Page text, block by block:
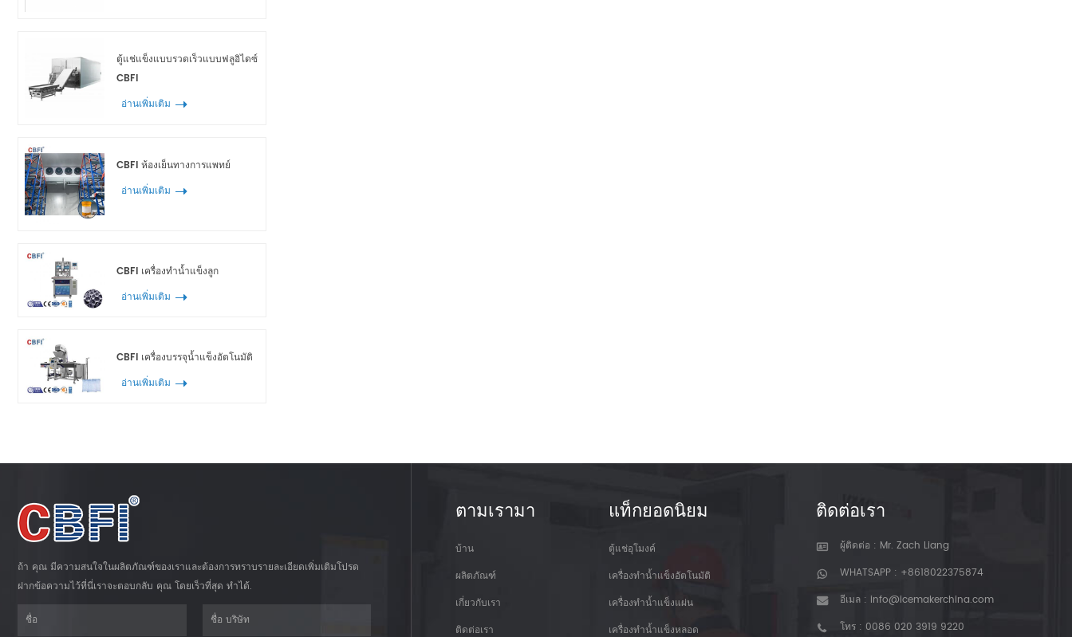
ตู้แช่แข็งแบบรวดเร็วแบบฟลูอิไดซ์
CBFI
อ่านเพิ่มเติม
CBFI ห้องเย็นทางการแพทย์
อ่านเพิ่มเติม
CBFI เครื่องทำน้ำแข็งลูก
อ่านเพิ่มเติม
CBFI เครื่องบรรจุน้ำแข็งอัตโนมัติ
อ่านเพิ่มเติม
ถ้า คุณ มีความสนใจในผลิตภัณฑ์ของเราและต้องการทราบรายละเอียดเพิ่มเติมโปรด
ฝากข้อความไว้ที่นี่เราจะตอบกลับ คุณ โดยเร็วที่สุด ทำได้.
ตามเรามา
บ้าน
ผลิตภัณฑ์
เกี่ยวกับเรา
ติดต่อเรา
แท็กยอดนิยม
ตู้แช่อุโมงค์
เครื่องทำน้ำแข็งอัตโนมัติ
เครื่องทำน้ำแข็งแผ่น
เครื่องทำน้ำแข็งหลอด
ติดต่อเรา
ผู้ติดต่อ : Mr. Zach Liang
WHATSAPP : +8618022375874
อีเมล : info@icemakerchina.com
โทร : 0086 020 3919 9220